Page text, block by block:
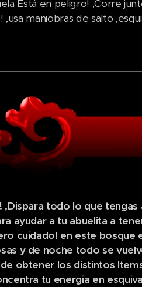
Está en peligro! ,Corre
,usa maniobras de salto
,Dispara todo lo que
ayudar a tu abuelita a
cuidado! en este bosque
y de noche todo se
obtener los distintos
tu energia en